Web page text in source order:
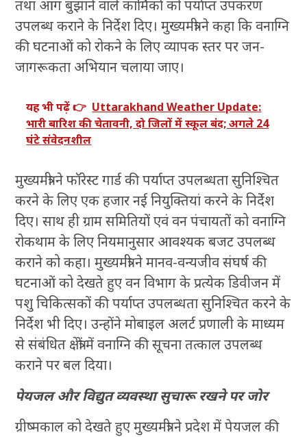
तथा आग बुझाने वाले कार्मिकों को पर्याप्त उपकरण
उपलब्ध कराने के निर्देश दिए। मुख्यमंत्री ने कहा कि वनाग्नि
की घटनाओं को रोकने के लिए व्यापक स्तर पर जन-
जागरूकता अभियान चलाया जाए।
यह भी पढ़ें 👉 Uttarakhand Weather Update:
भारी बारिश की चेतावनी, दो जिलों में स्कूल बंद; अगले 24
घंटे संवेदनशील
मुख्यमंत्री ने फॉरेस्ट गार्ड की पर्याप्त उपलब्धता सुनिश्चित
करने के लिए एक हजार नई नियुक्तियां करने के निर्देश
दिए। साथ ही ग्राम समितियों एवं वन पंचायतों को वनाग्नि
रोकथाम के लिए नियमानुसार आवश्यक बजट उपलब्ध
कराने को कहा। मुख्यमंत्री ने मानव-वन्यजीव संघर्ष की
घटनाओं को देखते हुए वन विभाग के प्रत्येक डिवीजन में
पशु चिकित्सकों की पर्याप्त उपलब्धता सुनिश्चित करने के
निर्देश भी दिए। उन्होंने मोबाइल अलर्ट प्रणाली के माध्यम
से संबंधित क्षेत्रों में वनाग्नि की सूचना तत्काल उपलब्ध
कराने पर बल दिया।
पेयजल और विद्युत व्यवस्था सुचारू रखने पर जोर
ग्रीष्मकाल को देखते हुए मुख्यमंत्री ने प्रदेश में पेयजल की